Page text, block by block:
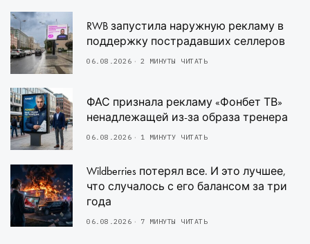
RWB запустила наружную рекламу в
поддержку пострадавших селлеров
06.08.2026 2 МИНУТЫ ЧИТАТЬ
ФАС признала рекламу «Фонбет ТВ»
ненадлежащей из-за образа тренера
06.08.2026 1 МИНУТУ ЧИТАТЬ
Wildberries потерял все. И это лучшее,
что случалось с его балансом за три
года
06.08.2026 7 МИНУТЫ ЧИТАТЬ